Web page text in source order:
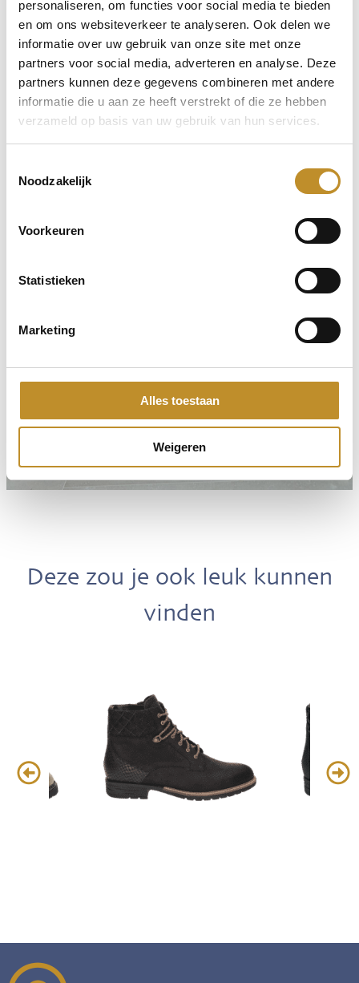
personaliseren, om functies voor social media te bieden
en om ons websiteverkeer te analyseren. Ook delen we
informatie over uw gebruik van onze site met onze
partners voor social media, adverteren en analyse. Deze
partners kunnen deze gegevens combineren met andere
informatie die u aan ze heeft verstrekt of die ze hebben
verzameld op basis van uw gebruik van hun services.
Noodzakelijk
Voorkeuren
Statistieken
Marketing
Alles toestaan
Weigeren
Deze zou je ook leuk kunnen
vinden